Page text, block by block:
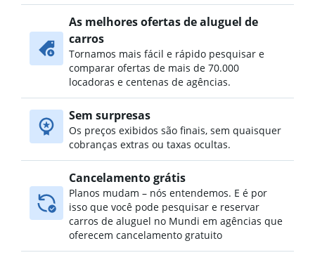
As melhores ofertas de aluguel de
carros
Tornamos mais fácil e rápido pesquisar e
comparar ofertas de mais de 70.000
locadoras e centenas de agências.
Sem surpresas
Os preços exibidos são finais, sem quaisquer
cobranças extras ou taxas ocultas.
Cancelamento grátis
Planos mudam – nós entendemos. E é por
isso que você pode pesquisar e reservar
carros de aluguel no Mundi em agências que
oferecem cancelamento gratuito